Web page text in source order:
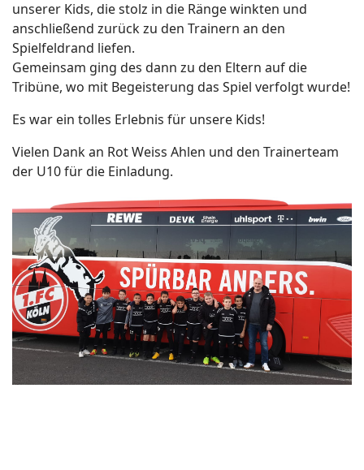
unserer Kids, die stolz in die Ränge winkten und
anschließend zurück zu den Trainern an den
Spielfeldrand liefen.
Gemeinsam ging des dann zu den Eltern auf die
Tribüne, wo mit Begeisterung das Spiel verfolgt wurde!
Es war ein tolles Erlebnis für unsere Kids!
Vielen Dank an Rot Weiss Ahlen und den Trainerteam
der U10 für die Einladung.